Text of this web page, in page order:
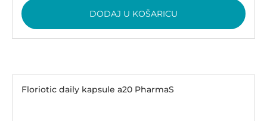
DODAJ U KOŠARICU
Floriotic daily kapsule a20 PharmaS